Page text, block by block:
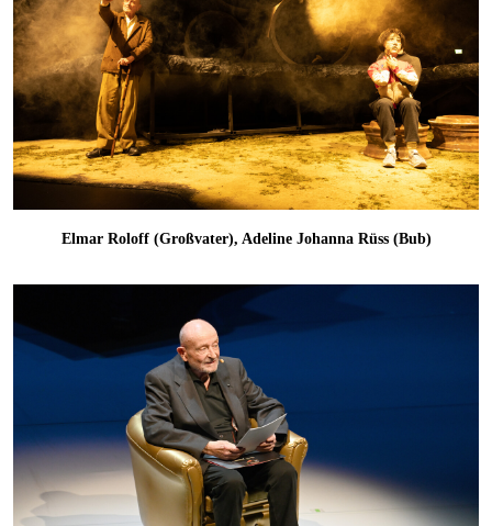
Elmar Roloff (Großvater), Adeline Johanna Rüss (Bub)